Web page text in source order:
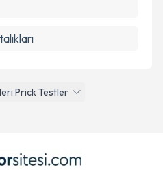
Prick Testler